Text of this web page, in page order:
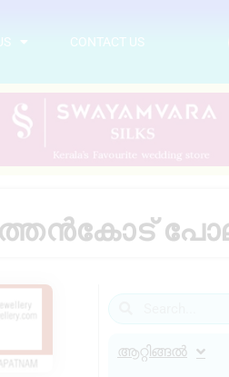
CONTACT US
ആറ്റിങ്ങൽ